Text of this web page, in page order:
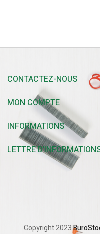
CONTACTEZ-NOUS
MON COMPTE
INFORMATIONS
LETTRE
Copyright 2023